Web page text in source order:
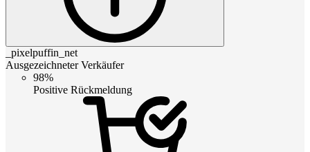
_pixelpuffin_net
Ausgezeichneter Verkäufer
98%
Positive Rückmeldung